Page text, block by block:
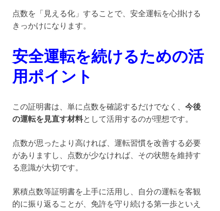
点数を「見える化」することで、安全運転を心掛ける
きっかけになります。
安全運転を続けるための活
用ポイント
この証明書は、単に点数を確認するだけでなく、 今後
の運転を見直す材料として活用するのが理想です。
点数が思ったより高ければ、運転習慣を改善する必要
がありますし、点数が少なければ、その状態を維持す
る意識が大切です。
累積点数等証明書を上手に活用し、自分の運転を客観
的に振り返ることが、免許を守り続ける第一歩といえ